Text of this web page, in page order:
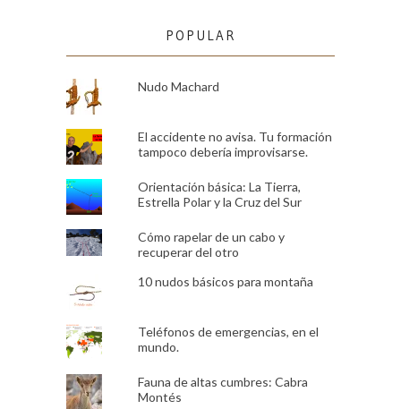
POPULAR
Nudo Machard
El accidente no avisa. Tu formación
tampoco debería improvisarse.
Orientación básica: La Tierra,
Estrella Polar y la Cruz del Sur
Cómo rapelar de un cabo y
recuperar del otro
10 nudos básicos para montaña
Teléfonos de emergencias, en el
mundo.
Fauna de altas cumbres: Cabra
Montés